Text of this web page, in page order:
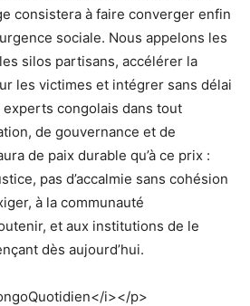
consistera à faire converger enfin
sociale. Nous appelons les
silos partisans, accélérer la
les victimes et intégrer sans délai
congolais dans tout
de gouvernance et de
de paix durable qu’à ce prix :
pas d’accalmie sans cohésion
à la communauté
et aux institutions de le
dès aujourd’hui.
i></p>